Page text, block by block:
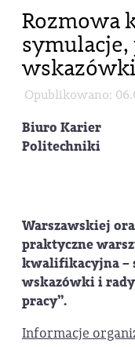
Rozmowa
Opublikowano:
Biuro Karier
Politechniki
Warszawskiej
praktyczne
kwalifikacyjna –
wskazówki i
pracy”.
Informacje